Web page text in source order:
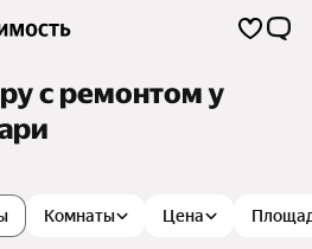
с ремонтом у
Комнаты Цена